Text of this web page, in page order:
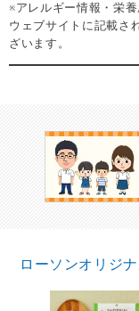
※アレルギー情報・栄
ウェブサイトに記載さ
ざいます。
ローソンオリジ